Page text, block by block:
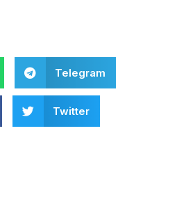
Telegram
Twitter